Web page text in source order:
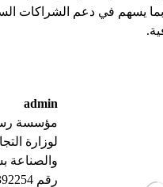
يسهم في دعم الشراكات
admin
مؤسسة
لوزارة
والصناعة